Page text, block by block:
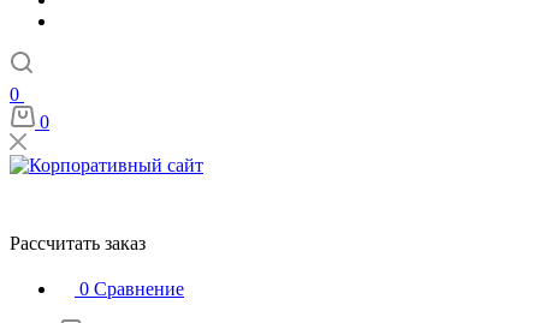
0
0
Рассчитать заказ
0 Сравнение